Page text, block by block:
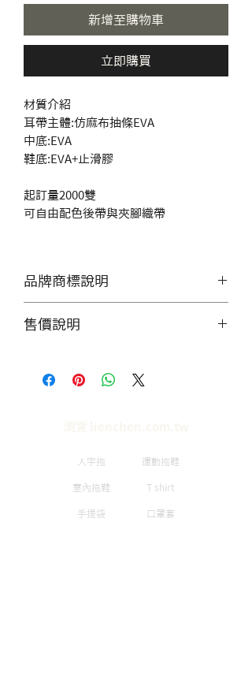
新增至購物車
立即購買
材質介紹
耳帶主體:仿麻布抽條EVA
中底:EVA
鞋底:EVA+止滑膠
起訂量2000雙
可自由配色後帶與夾腳織帶
品牌商標說明
服務，造成不便敬請見諒。
售價說明
客服，討論數量做工等細節。
人字拖 運動拖鞋
室內拖鞋 T shirt
口罩套
手提袋